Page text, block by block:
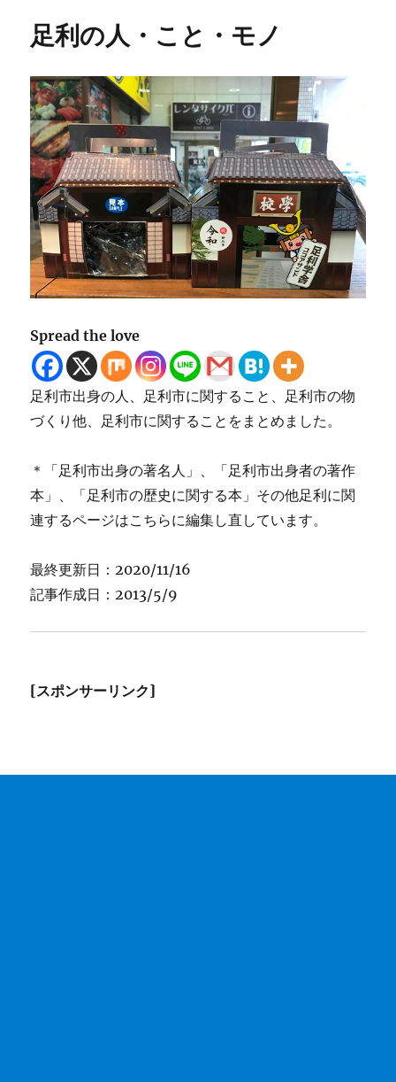
足利の人・こと・モノ
Spread the love
足利市出身の人、足利市に関すること、足利市の物
づくり他、足利市に関することをまとめました。
＊「足利市出身の著名人」、「足利市出身者の著作
本」、「足利市の歴史に関する本」その他足利に関
連するページはこちらに編集し直しています。
最終更新日：2020/11/16
記事作成日：2013/5/9
[スポンサーリンク]